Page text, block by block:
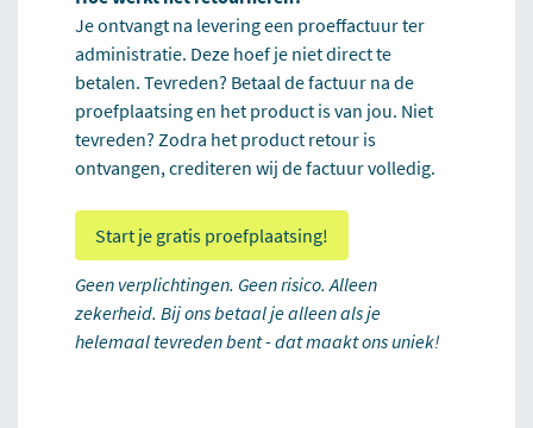
Je ontvangt na levering een proeffactuur ter
administratie. Deze hoef je niet direct te
betalen. Tevreden? Betaal de factuur na de
proefplaatsing en het product is van jou. Niet
tevreden? Zodra het product retour is
ontvangen, crediteren wij de factuur volledig.
Start je gratis proefplaatsing!
Geen verplichtingen. Geen risico. Alleen
zekerheid. Bij ons betaal je alleen als je
helemaal tevreden bent - dat maakt ons uniek!